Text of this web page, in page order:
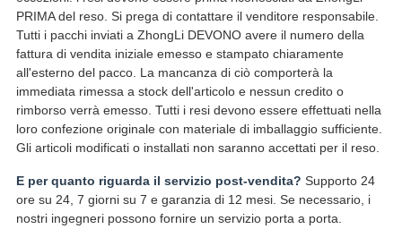
PRIMA del reso. Si prega di contattare il venditore responsabile.
Tutti i pacchi inviati a ZhongLi DEVONO avere il numero della
fattura di vendita iniziale emesso e stampato chiaramente
all'esterno del pacco. La mancanza di ciò comporterà la
immediata rimessa a stock dell'articolo e nessun credito o
rimborso verrà emesso. Tutti i resi devono essere effettuati nella
loro confezione originale con materiale di imballaggio sufficiente.
Gli articoli modificati o installati non saranno accettati per il reso.
E per quanto riguarda il servizio post-vendita? Supporto 24
ore su 24, 7 giorni su 7 e garanzia di 12 mesi. Se necessario, i
nostri ingegneri possono fornire un servizio porta a porta.